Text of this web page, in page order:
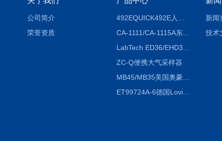
公司简介
荣誉资质
CA-1111/CA-1115A东京理化EYELA CA-1111/CA-1115A冷却水循环装置
ZC-Q便携大气采样器
MB45/MB35美国奥豪斯OHAUS MB45/MB35卤素红外水分测定仪
ET99724A-6德国Lovibond ET99724A-6微电脑BOD测定仪
新闻
技术